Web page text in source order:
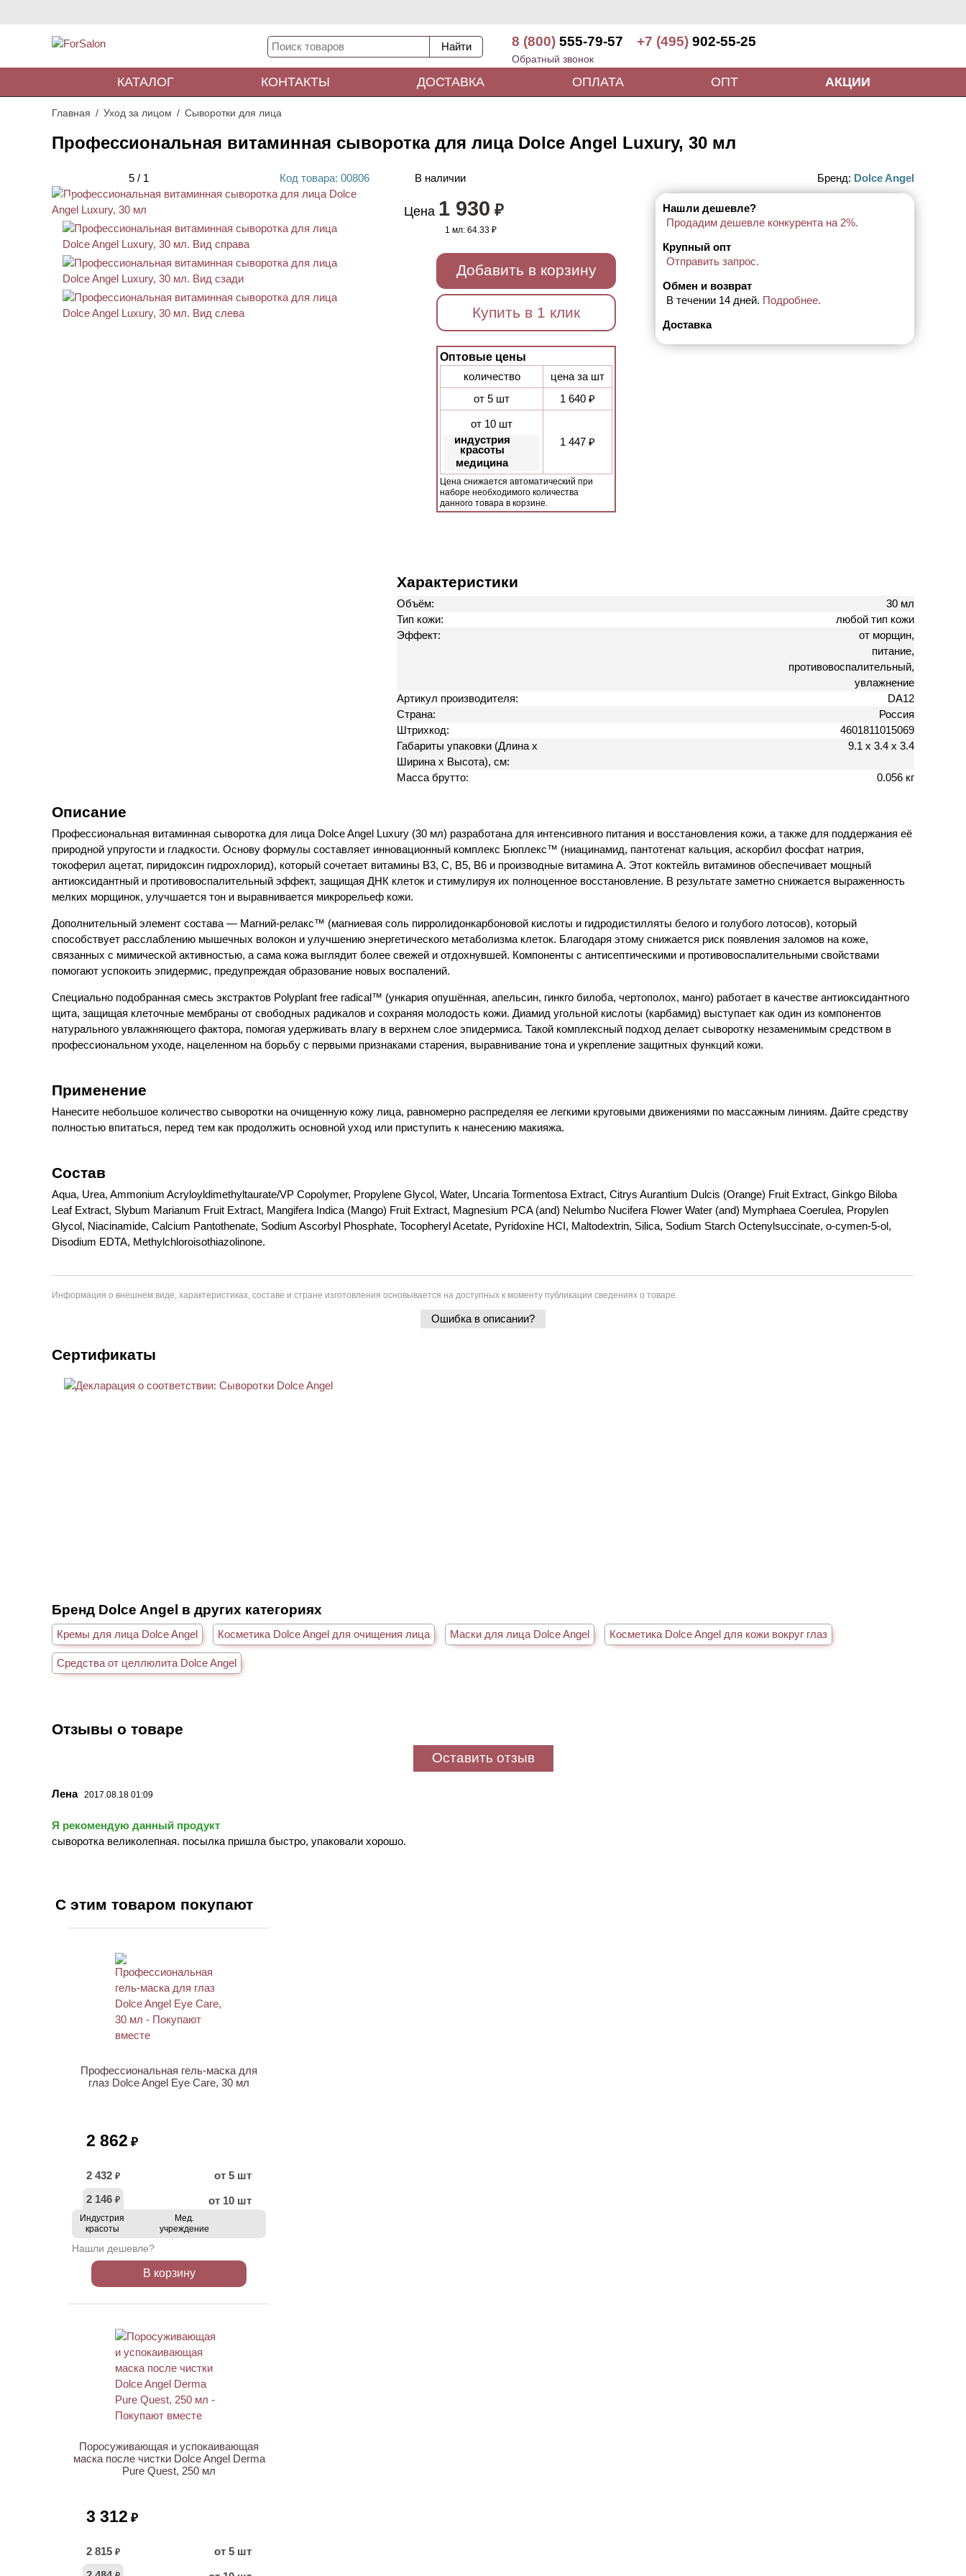
8 (800) 555-79-57 +7 (495) 902-55-25
Обратный звонок
КАТАЛОГ КОНТАКТЫ ДОСТАВКА ОПЛАТА ОПТ АКЦИИ
Главная Уход за лицом Сыворотки для лица
Профессиональная витаминная сыворотка для лица Dolce Angel Luxury, 30 мл
5 / 1 Код товара: 00806
ХИТ
В наличии Бренд: Dolce Angel
Цена 1 930 ₽
1 мл: 64.33 ₽
Добавить в корзину
Купить в 1 клик
Оптовые цены
количество
цена за шт
от 5 шт
1 640 ₽
от 10 шт
индустрия
красоты
медицина
1 447 ₽
Цена снижается автоматический при
наборе необходимого количества
данного товара в корзине.
Нашли дешевле?
Продадим дешевле конкурента на 2%.
Крупный опт
Отправить запрос.
Обмен и возврат
В течении 14 дней. Подробнее.
Доставка
Характеристики
Объём:
30 мл
Тип кожи:
любой тип кожи
Эффект:
от морщин,
питание,
противовоспалительный,
увлажнение
Артикул производителя:
DA12
Страна:
Россия
Штрихкод:
4601811015069
Габариты упаковки (Длина х
Ширина х Высота), см:
9.1 х 3.4 х 3.4
Масса брутто: 0.056 кг
Описание
Профессиональная витаминная сыворотка для лица Dolce Angel Luxury (30 мл) разработана для интенсивного питания и восстановления кожи, а также для поддержания её
природной упругости и гладкости. Основу формулы составляет инновационный комплекс Бюплекс™ (ниацинамид, пантотенат кальция, аскорбил фосфат натрия,
токоферил ацетат, пиридоксин гидрохлорид), который сочетает витамины B3, C, B5, B6 и производные витамина A. Этот коктейль витаминов обеспечивает мощный
антиоксидантный и противовоспалительный эффект, защищая ДНК клеток и стимулируя их полноценное восстановление. В результате заметно снижается выраженность
мелких морщинок, улучшается тон и выравнивается микрорельеф кожи.
Дополнительный элемент состава — Магний-релакс™ (магниевая соль пирролидонкарбоновой кислоты и гидродистилляты белого и голубого лотосов), который
способствует расслаблению мышечных волокон и улучшению энергетического метаболизма клеток. Благодаря этому снижается риск появления заломов на коже,
связанных с мимической активностью, а сама кожа выглядит более свежей и отдохнувшей. Компоненты с антисептическими и противовоспалительными свойствами
помогают успокоить эпидермис, предупреждая образование новых воспалений.
Специально подобранная смесь экстрактов Polyplant free radical™ (ункария опушённая, апельсин, гинкго билоба, чертополох, манго) работает в качестве антиоксидантного
щита, защищая клеточные мембраны от свободных радикалов и сохраняя молодость кожи. Диамид угольной кислоты (карбамид) выступает как один из компонентов
натурального увлажняющего фактора, помогая удерживать влагу в верхнем слое эпидермиса. Такой комплексный подход делает сыворотку незаменимым средством в
профессиональном уходе, нацеленном на борьбу с первыми признаками старения, выравнивание тона и укрепление защитных функций кожи.
Применение
Нанесите небольшое количество сыворотки на очищенную кожу лица, равномерно распределяя ее легкими круговыми движениями по массажным линиям. Дайте средству
полностью впитаться, перед тем как продолжить основной уход или приступить к нанесению макияжа.
Состав
Aqua, Urea, Ammonium Acryloyldimethyltaurate/VP Copolymer, Propylene Glycol, Water, Uncaria Tormentosa Extract, Citrys Aurantium Dulcis (Orange) Fruit Extract, Ginkgo Biloba
Leaf Extract, Slybum Marianum Fruit Extract, Mangifera Indica (Mango) Fruit Extract, Magnesium PCA (and) Nelumbo Nucifera Flower Water (and) Mymphaea Coerulea, Propylen
Glycol, Niacinamide, Calcium Pantothenate, Sodium Ascorbyl Phosphate, Tocopheryl Acetate, Pyridoxine HCI, Maltodextrin, Silica, Sodium Starch Octenylsuccinate, o-cymen-5-ol,
Disodium EDTA, Methylchloroisothiazolinone.
Информация о внешнем виде, характеристиках, составе и стране изготовления основывается на доступных к моменту публикации сведениях о товаре.
Ошибка в описании?
Сертификаты
Бренд Dolce Angel в других категориях
Кремы для лица Dolce Angel Косметика Dolce Angel для очищения лица Маски для лица Dolce Angel Косметика Dolce Angel для кожи вокруг глаз
Средства от целлюлита Dolce Angel
Отзывы о товаре
Оставить отзыв
Лена 2017.08.18 01:09
Я рекомендую данный продукт
сыворотка великолепная. посылка пришла быстро, упаковали хорошо.
С этим товаром покупают
Профессиональная гель-маска для
глаз Dolce Angel Eye Care, 30 мл
2 862 ₽
2 432 ₽
от 5 шт
2 146 ₽ от 10 шт
Индустрия
красоты
Мед.
учреждение
Нашли дешевле?
В корзину
Поросуживающая и успокаивающая
маска после чистки Dolce Angel Derma
Pure Quest, 250 мл
3 312 ₽
2 815 ₽
от 5 шт